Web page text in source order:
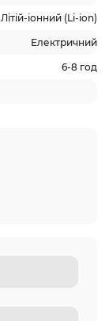
Літій-іонний (Li-ion)
Електричний
6-8 год